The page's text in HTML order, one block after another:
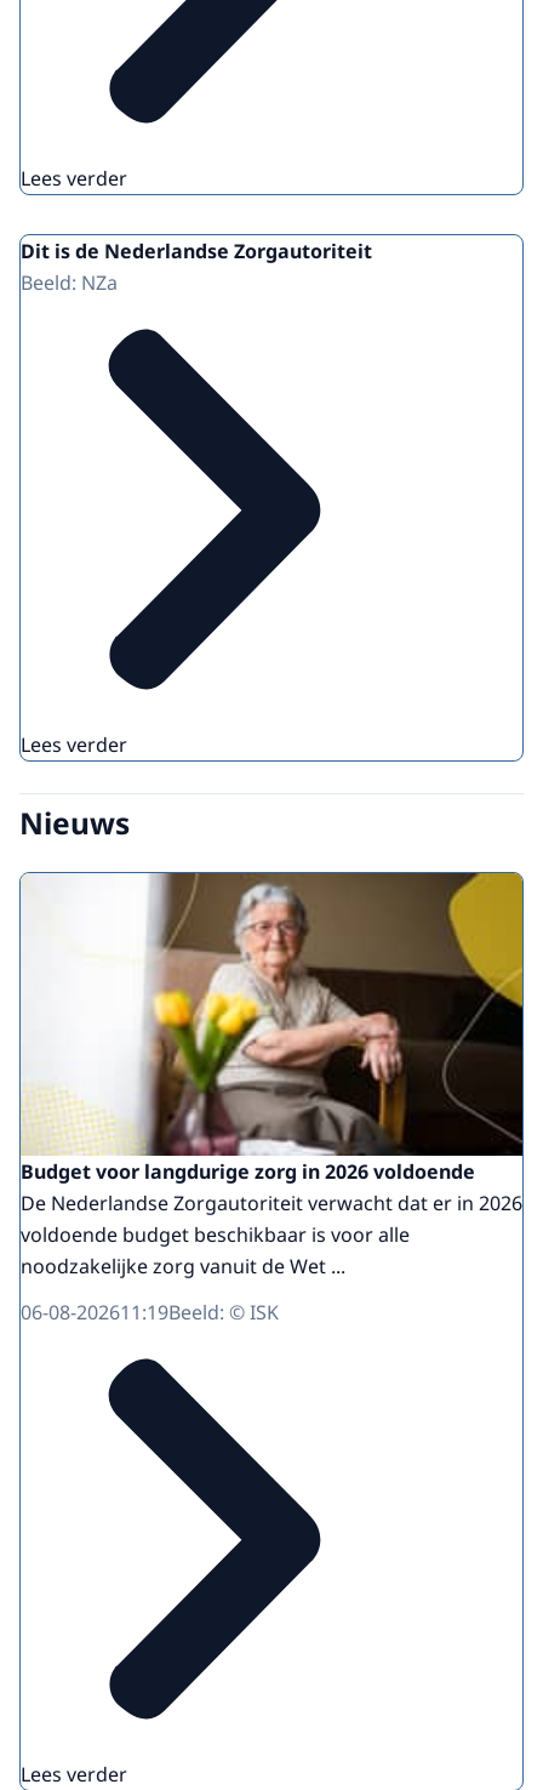
Lees verder
Dit is de Nederlandse Zorgautoriteit
Beeld: NZa
Lees verder
Nieuws
Budget voor langdurige zorg in 2026 voldoende
De Nederlandse Zorgautoriteit verwacht dat er in 2026
voldoende budget beschikbaar is voor alle
noodzakelijke zorg vanuit de Wet ...
06-08-202611:19Beeld: © ISK
Lees verder